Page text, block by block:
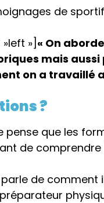
de
»] « On
mais
on a travaillé
?
pense que les
de
de